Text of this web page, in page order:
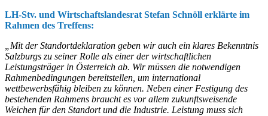
LH-Stv. und Wirtschaftslandesrat Stefan Schnöll erklärte im
Rahmen des Treffens:
„Mit der Standortdeklaration geben wir auch ein klares Bekenntnis
Salzburgs zu seiner Rolle als einer der wirtschaftlichen
Leistungsträger in Österreich ab. Wir müssen die notwendigen
Rahmenbedingungen bereitstellen, um international
wettbewerbsfähig bleiben zu können. Neben einer Festigung des
bestehenden Rahmens braucht es vor allem zukunftsweisende
Weichen für den Standort und die Industrie. Leistung muss sich